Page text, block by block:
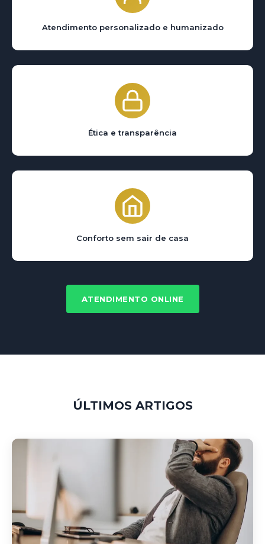
Atendimento personalizado e humanizado
Ética e transparência
Conforto sem sair de casa
ATENDIMENTO ONLINE
ÚLTIMOS ARTIGOS